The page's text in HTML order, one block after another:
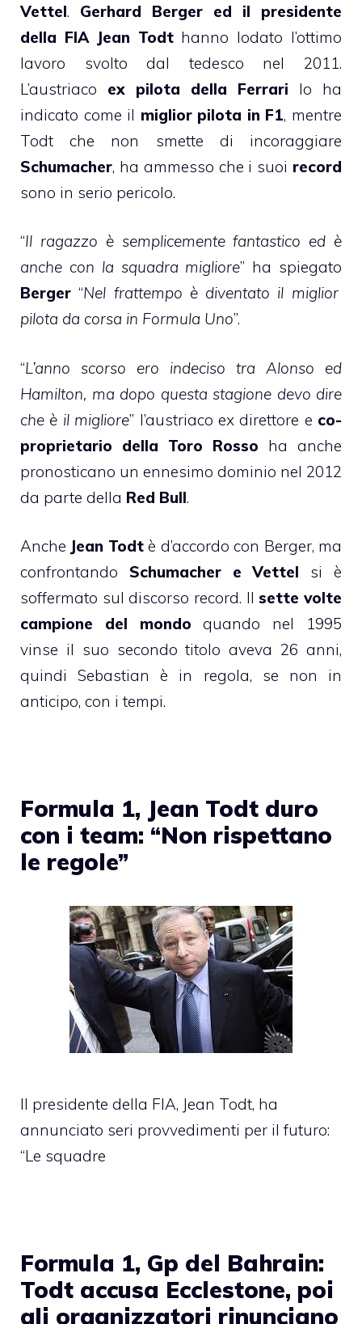
Vettel. Gerhard Berger ed il presidente
della FIA Jean Todthanno lodato l’ottimo
lavoro svolto dal tedesco nel 2011.
L’austriaco ex pilota della Ferrari lo ha
indicato come il miglior pilota in F1, mentre
Todt che non smette di incoraggiare
Schumacher, ha ammesso che i suoi record
sono in serio pericolo.
“Il ragazzo è semplicemente fantastico ed è
anche con la squadra migliore” ha spiegato
Berger “Nel frattempo è diventato il miglior
pilota da corsa in Formula Uno”.
“L’anno scorso ero indeciso tra Alonso ed
Hamilton, ma dopo questa stagione devo dire
che è il migliore” l’austriaco ex direttore e co-
proprietario della Toro Rosso ha anche
pronosticano un ennesimo dominio nel 2012
da parte della Red Bull.
Anche Jean Todtè d’accordo con Berger, ma
confrontando Schumacher e Vettel si è
soffermato sul discorso record. Ilsette volte
campione del mondo quando nel 1995
vinse il suo secondo titolo aveva 26 anni,
quindi Sebastian è in regola, se non in
anticipo, con i tempi.
Formula 1, Jean Todt duro
con i team: “Non rispettano
le regole”
Il presidente della FIA, Jean Todt, ha
annunciato seri provvedimenti per il futuro:
“Le squadre
Formula 1, Gp del Bahrain:
Todt accusa Ecclestone, poi
gli organizzatori rinunciano